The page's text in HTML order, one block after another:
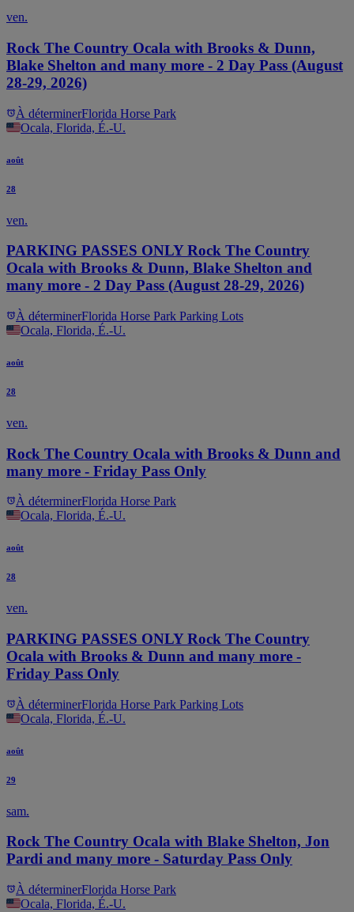
ven.
Rock The Country Ocala with Brooks & Dunn,
Blake Shelton and many more - 2 Day Pass (August
28-29, 2026)
À déterminerFlorida Horse Park
Ocala, Florida, É.-U.
août
28
ven.
PARKING PASSES ONLY Rock The Country
Ocala with Brooks & Dunn, Blake Shelton and
many more - 2 Day Pass (August 28-29, 2026)
À déterminerFlorida Horse Park Parking Lots
Ocala, Florida, É.-U.
août
28
ven.
Rock The Country Ocala with Brooks & Dunn and
many more - Friday Pass Only
À déterminerFlorida Horse Park
Ocala, Florida, É.-U.
août
28
ven.
PARKING PASSES ONLY Rock The Country
Ocala with Brooks & Dunn and many more -
Friday Pass Only
À déterminerFlorida Horse Park Parking Lots
Ocala, Florida, É.-U.
août
29
sam.
Rock The Country Ocala with Blake Shelton, Jon
Pardi and many more - Saturday Pass Only
À déterminerFlorida Horse Park
Ocala, Florida, É.-U.